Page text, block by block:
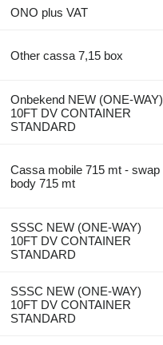
ONO plus VAT
Other cassa 7,15 box
Onbekend NEW (ONE-WAY)
10FT DV CONTAINER
STANDARD
Cassa mobile 715 mt - swap
body 715 mt
SSSC NEW (ONE-WAY)
10FT DV CONTAINER
STANDARD
SSSC NEW (ONE-WAY)
10FT DV CONTAINER
STANDARD